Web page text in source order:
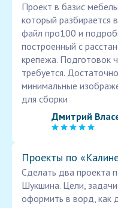
Проект в базис
который разбирается
файл про100 и
построенный с
крепежа. Подготовок
требуется.
минимальные
для сборки
Дмитрий
Проекты по
Сделать два проекта
Шукшина. Цели,
оформить в ворд, как